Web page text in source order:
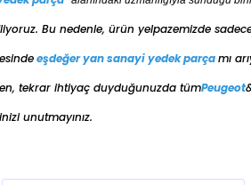
Bu nedenle, ürün yelpazemizde
eşdeğeryan sanayi yedek parçamı
tekrar ihtiyaç duyduğunuzda tümPeugeot
unutmayınız.